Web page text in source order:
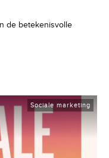
de betekenisvolle
Sociale marketing